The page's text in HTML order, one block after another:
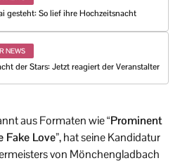
gesteht: So lief ihre Hochzeitsnacht
NEWS
der Stars: Jetzt reagiert der Veranstalter
aus Formaten wie“Prominent
Fake Love”, hat seine Kandidatur
von Mönchengladbach